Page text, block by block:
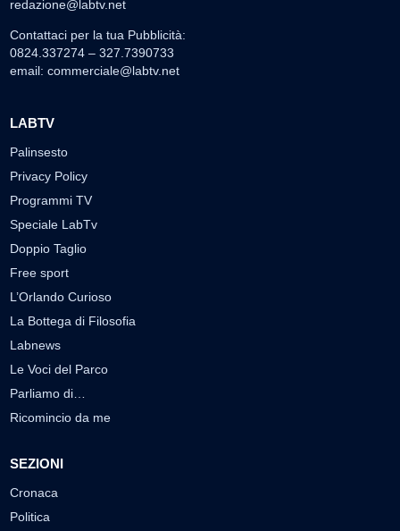
redazione@labtv.net
Contattaci per la tua Pubblicità:
0824.337274 – 327.7390733
email: commerciale@labtv.net
LABTV
Palinsesto
Privacy Policy
Programmi TV
Speciale LabTv
Doppio Taglio
Free sport
L’Orlando Curioso
La Bottega di Filosofia
Labnews
Le Voci del Parco
Parliamo di…
Ricomincio da me
SEZIONI
Cronaca
Politica